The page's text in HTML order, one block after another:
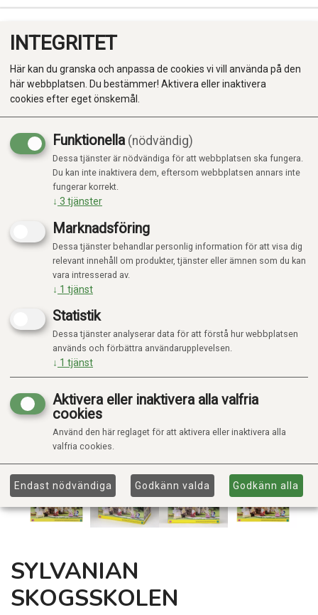
Produkter
Kategorier
Kampanj
SYLVANIAN
SKOGSSKOLEN
INTEGRITET
Här kan du granska och anpassa de cookies vi vill använda på den
här webbplatsen. Du bestämmer! Aktivera eller inaktivera
cookies efter eget önskemål.
Funktionella (nödvändig)
Dessa tjänster är nödvändiga för att webbplatsen ska fungera.
Du kan inte inaktivera dem, eftersom webbplatsen annars inte
fungerar korrekt.
↓ 3 tjänster
Marknadsföring
Dessa tjänster behandlar personlig information för att visa dig
relevant innehåll om produkter, tjänster eller ämnen som du kan
vara intresserad av.
↓ 1 tjänst
Statistik
Dessa tjänster analyserar data för att förstå hur webbplatsen
används och förbättra användarupplevelsen.
↓ 1 tjänst
Aktivera eller inaktivera alla valfria
cookies
Använd den här reglaget för att aktivera eller inaktivera alla
valfria cookies.
Endast nödvändiga Godkänn valda Godkänn alla